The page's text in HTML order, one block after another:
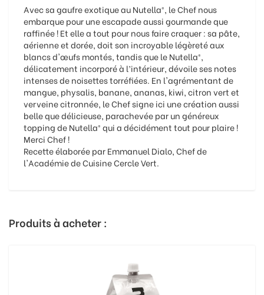
Avec sa gaufre exotique au Nutella®, le Chef nous
embarque pour une escapade aussi gourmande que
raffinée ! Et elle a tout pour nous faire craquer : sa pâte,
aérienne et dorée, doit son incroyable légèreté aux
blancs d'œufs montés, tandis que le Nutella®,
délicatement incorporé à l’intérieur, dévoile ses notes
intenses de noisettes torréfiées. En l'agrémentant de
mangue, physalis, banane, ananas, kiwi, citron vert et
verveine citronnée, le Chef signe ici une création aussi
belle que délicieuse, parachevée par un généreux
topping de Nutella® qui a décidément tout pour plaire !
Merci Chef !
Recette élaborée par Emmanuel Dialo, Chef de
l'Académie de Cuisine Cercle Vert.
Produits à acheter :